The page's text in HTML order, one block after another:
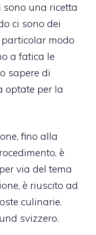
sono una ricetta
ci sono dei
modo
a fatica le
sapere di
optate per la
fino alla
è
via del tema
è riuscito ad
culinarie.
svizzero.